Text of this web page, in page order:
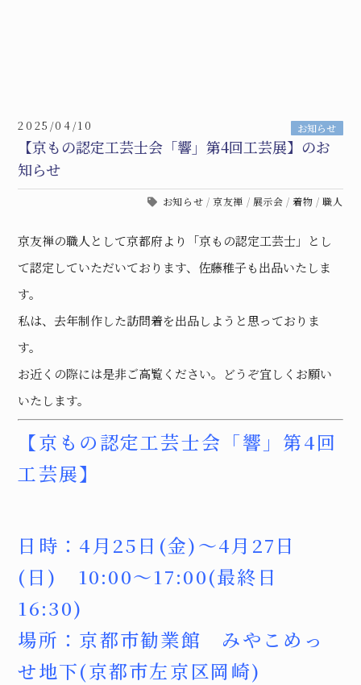
2025/04/10 お知らせ
【京もの認定工芸士会「響」第4回工芸展】のお
知らせ
お知らせ /京友禅 / 展示会 /着物 /職人
京友禅の職人として京都府より「京もの認定工芸士」とし
て認定していただいております、佐藤稚子も出品いたしま
す。
私は、去年制作した訪問着を出品しようと思っておりま
す。
お近くの際には是非ご高覧ください。どうぞ宜しくお願い
いたします。
【京もの認定工芸士会「響」第4回
工芸展】
日時：4月25日(金)〜4月27日
(日) 10:00〜17:00(最終日
16:30)
場所：京都市勧業館 みやこめっ
せ地下(京都市左京区岡崎)